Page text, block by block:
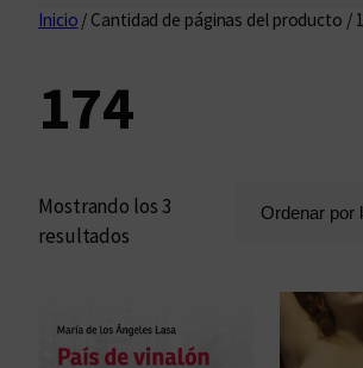
sInicio / Cantidad de páginas del producto /
174
Mostrando los 3
resultados
e
n